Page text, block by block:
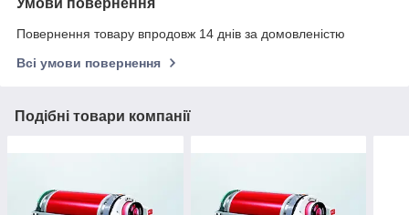
Повернення товару впродовж 14 днів за домовленістю
Всі умови повернення
Подібні товари компанії